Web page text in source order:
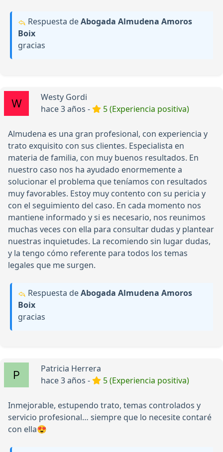
Respuesta deAbogada Almudena Amoros
Boix
gracias
Westy Gordi
hace 3 años -
5 (Experiencia positiva)
Almudena es una gran profesional, con experiencia y
trato exquisito con sus clientes. Especialista en
materia de familia, con muy buenos resultados. En
nuestro caso nos ha ayudado enormemente a
solucionar el problema que teníamos con resultados
muy favorables. Estoy muy contento con su pericia y
con el seguimiento del caso. En cada momento nos
mantiene informado y si es necesario, nos reunimos
muchas veces con ella para consultar dudas y plantear
nuestras inquietudes. La recomiendo sin lugar dudas,
y la tengo cómo referente para todos los temas
legales que me surgen.
Respuesta deAbogada Almudena Amoros
Boix
gracias
Patricia Herrera
hace 3 años -
5 (Experiencia positiva)
Inmejorable, estupendo trato, temas controlados y
servicio profesional… siempre que lo necesite contaré
con ella😍